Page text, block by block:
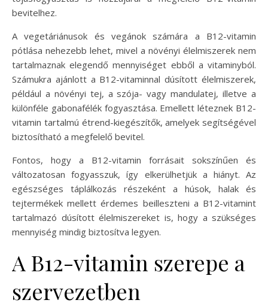
bevitelhez.
A vegetáriánusok és vegánok számára a B12-vitamin
pótlása nehezebb lehet, mivel a növényi élelmiszerek nem
tartalmaznak elegendő mennyiséget ebből a vitaminyból.
Számukra ajánlott a B12-vitaminnal dúsított élelmiszerek,
például a növényi tej, a szója- vagy mandulatej, illetve a
különféle gabonafélék fogyasztása. Emellett léteznek B12-
vitamin tartalmú étrend-kiegészítők, amelyek segítségével
biztosítható a megfelelő bevitel.
Fontos, hogy a B12-vitamin forrásait sokszínűen és
változatosan fogyasszuk, így elkerülhetjük a hiányt. Az
egészséges táplálkozás részeként a húsok, halak és
tejtermékek mellett érdemes beilleszteni a B12-vitamint
tartalmazó dúsított élelmiszereket is, hogy a szükséges
mennyiség mindig biztosítva legyen.
A B12-vitamin szerepe a
szervezetben